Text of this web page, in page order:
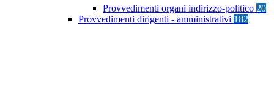
Provvedimenti organi indirizzo-politico 20
Provvedimenti dirigenti - amministrativi 182